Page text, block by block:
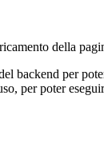
della
backend per
per poter